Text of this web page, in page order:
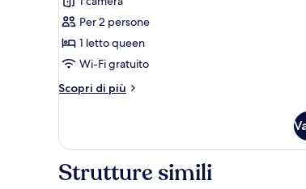
Camera
Deluxe
Per 2 persone
1 letto queen
Wi-Fi gratuito
Scopri di più
Altri
Deluxe
Strutture simili